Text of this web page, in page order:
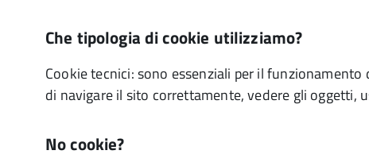
Che tipologia di cookie utilizziamo?
Cookie tecnici: sono essenziali per il
di navigare il sito correttamente, vedere gli oggetti,
No cookie?